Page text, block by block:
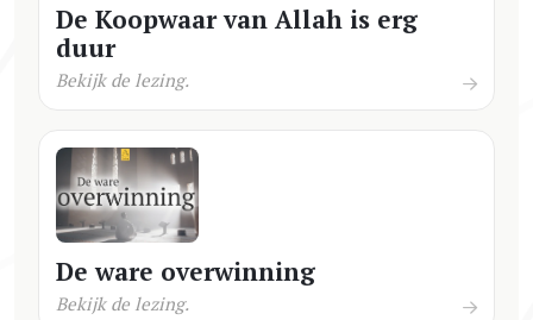
De Koopwaar van Allah is erg
duur
Bekijk de lezing.
De ware overwinning
Bekijk de lezing.